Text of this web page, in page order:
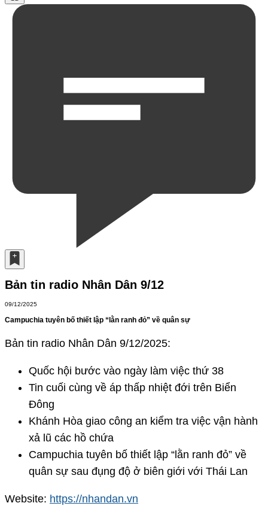
Bản tin radio Nhân Dân 9/12
09/12/2025
Campuchia tuyên bố thiết lập “lằn ranh đỏ” về quân sự
Bản tin radio Nhân Dân 9/12/2025:
Quốc hội bước vào ngày làm việc thứ 38
Tin cuối cùng về áp thấp nhiệt đới trên Biển
Đông
Khánh Hòa giao công an kiểm tra việc vận hành
xả lũ các hồ chứa
Campuchia tuyên bố thiết lập “lằn ranh đỏ” về
quân sự sau đụng độ ở biên giới với Thái Lan
Website: https://nhandan.vn